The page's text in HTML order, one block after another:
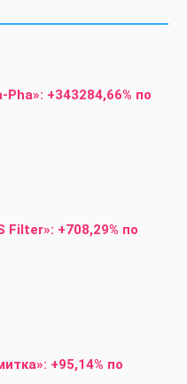
+343284,66% по
Filter»: +708,29% по
+95,14% по